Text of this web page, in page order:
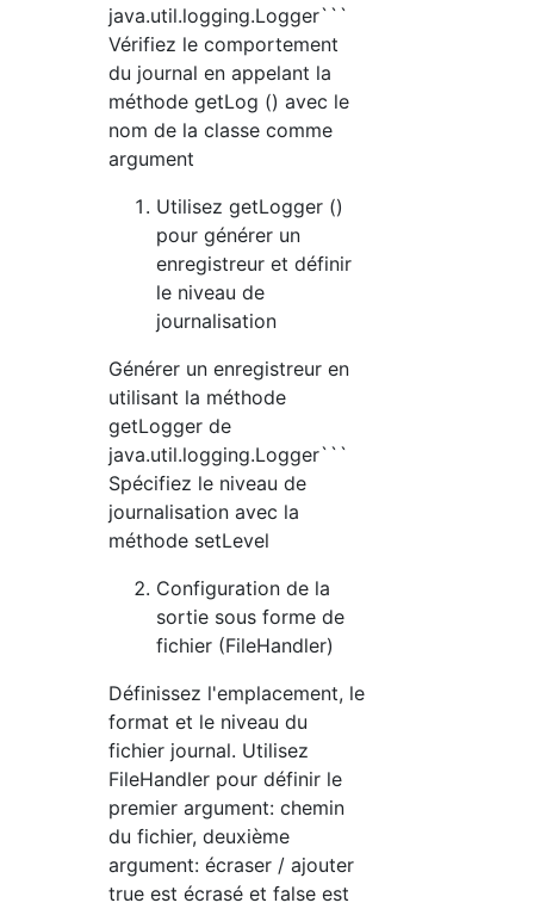
java.util.logging.Logger```
Vérifiez le comportement
du journal en appelant la
méthode getLog () avec le
nom de la classe comme
argument
Utilisez getLogger ()
pour générer un
enregistreur et définir
le niveau de
journalisation
Générer un enregistreur en
utilisant la méthode
getLogger de
java.util.logging.Logger```
Spécifiez le niveau de
journalisation avec la
méthode setLevel
Configuration de la
sortie sous forme de
fichier (FileHandler)
Définissez l'emplacement, le
format et le niveau du
fichier journal. Utilisez
FileHandler pour définir le
premier argument: chemin
du fichier, deuxième
argument: écraser / ajouter
true est écrasé et false est